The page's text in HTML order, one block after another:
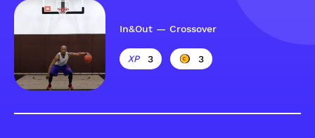
In&Out — Crossover
3 3